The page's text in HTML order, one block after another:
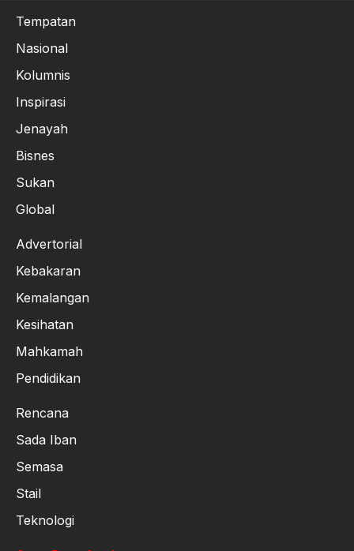
Tempatan
Nasional
Kolumnis
Inspirasi
Jenayah
Bisnes
Sukan
Global
Advertorial
Kebakaran
Kemalangan
Kesihatan
Mahkamah
Pendidikan
Rencana
Sada Iban
Semasa
Stail
Teknologi